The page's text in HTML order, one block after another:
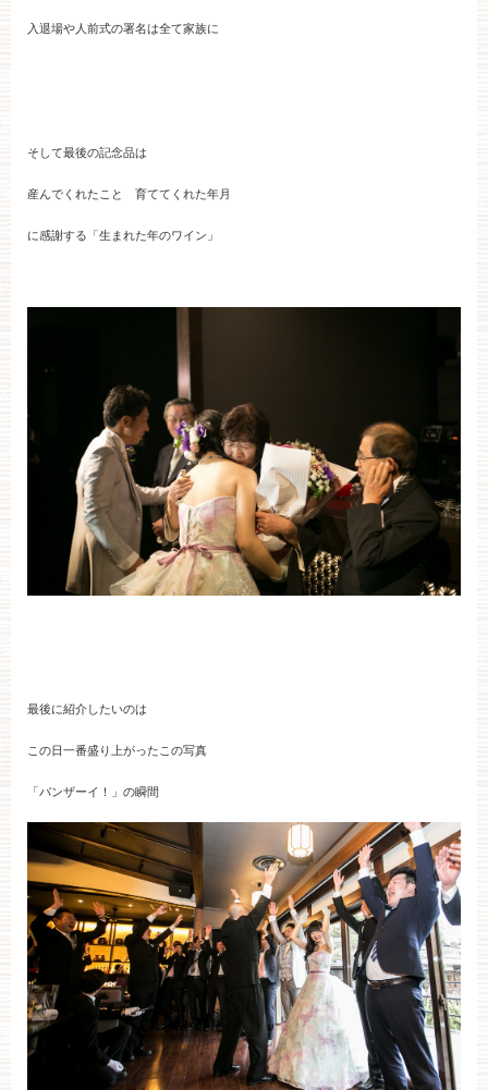
入退場や人前式の署名は全て家族に
そして最後の記念品は
産んでくれたこと 育ててくれた年月
に感謝する「生まれた年のワイン」
最後に紹介したいのは
この日一番盛り上がったこの写真
「バンザーイ！」の瞬間